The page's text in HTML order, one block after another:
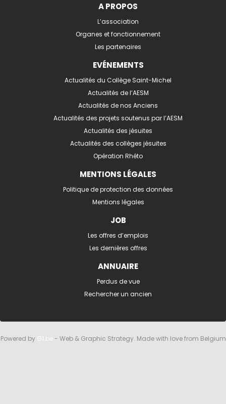
A PROPOS
L’association
Organes et fonctionnement
Les partenaires
EVÉNEMENTS
Actualités du Collège Saint-Michel
Actualités de l’AESM
Actualités de nos Anciens
Actualités des projets soutenus par l’AESM
Actualités des jésuites
Actualités des collèges jésuites
Opération Rhéto
MENTIONS LÉGALES
Politique de protection des données
Mentions légales
JOB
Les offres d’emplois
Les dernières offres
ANNUAIRE
Perdus de vue
Rechercher un ancien
Powered by G1.be- Web & Graphic Strategy. Made with love from Belgium